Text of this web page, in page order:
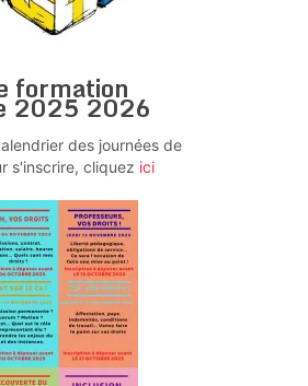
formation
2025 2026
des journées de
s'inscrire, cliquez ici